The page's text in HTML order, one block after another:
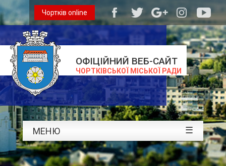
ОФІЦІЙНИЙ ВЕБ-САЙТ
ЧОРТКІВСЬКОЇ МІСЬКОЇ РАДИ
Чортків online
МЕНЮ ☰